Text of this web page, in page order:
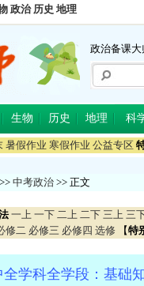
政治 历史 地理
政治备课
生物 历史 地理 科
暑假作业 寒假作业 公益专区
>> 中考政治 >> 正文
一上 一下 二上 二下 三上 三
修二 必修三 必修四 选修 【特
学科全学段：基础